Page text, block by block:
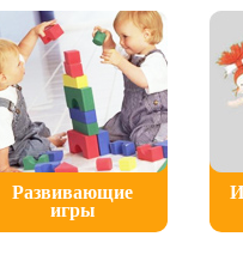
Развивающие
игры